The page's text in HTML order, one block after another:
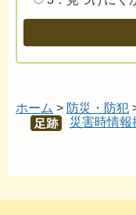
ホーム > 防災・防犯
あし
災害時情報